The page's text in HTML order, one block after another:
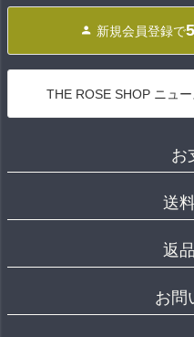
新規会員登録で
THE ROSE SHOP ニュ
お
送
返
お問